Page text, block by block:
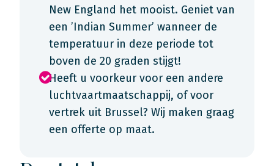
New England het mooist. Geniet van
een ’Indian Summer’ wanneer de
temperatuur in deze periode tot
boven de 20 graden stijgt!
Heeft u voorkeur voor een andere
luchtvaartmaatschappij, of voor
vertrek uit Brussel? Wij maken graag
een offerte op maat.